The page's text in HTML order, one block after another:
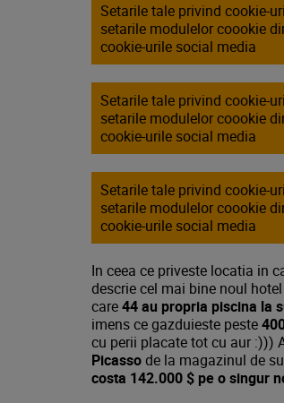
Setarile tale privind cookie-
setarile modulelor coookie
cookie-urile social media
Setarile tale privind cookie-
setarile modulelor coookie
cookie-urile social media
Setarile tale privind cookie-
setarile modulelor coookie
cookie-urile social media
In ceea ce priveste locatia in
descrie cel mai bine noul hotel
care44 au propria piscina la
imens ce gazduieste peste
cu perii placate tot cu aur :)))
Picassode la magazinul de
costa 142.000 $ pe o singur